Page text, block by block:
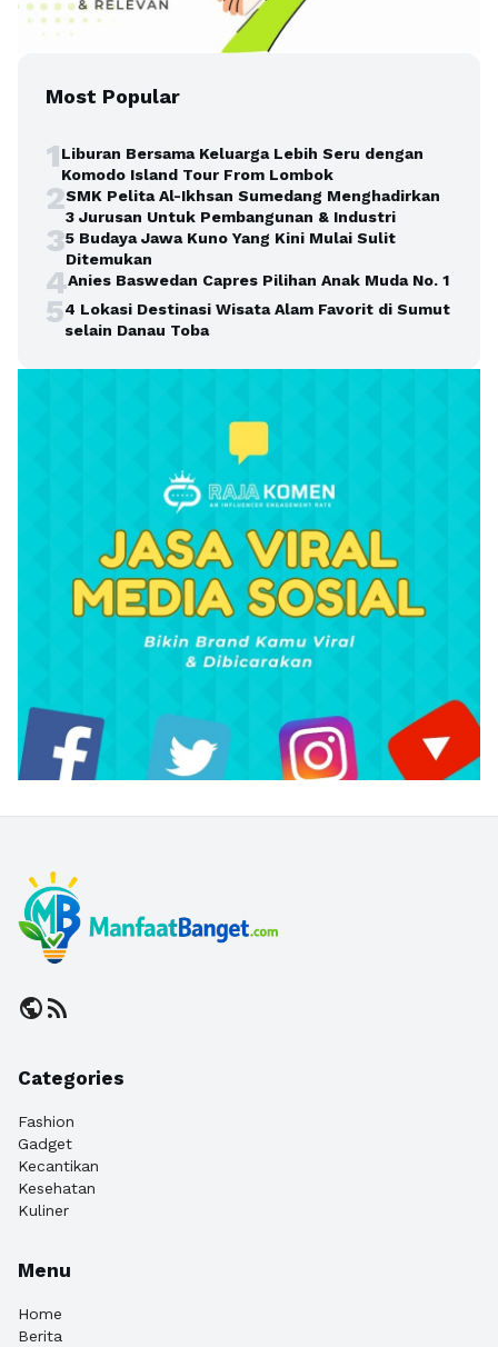
Most Popular
1Liburan Bersama Keluarga Lebih Seru dengan
Komodo Island Tour From Lombok
2SMK Pelita Al-Ikhsan Sumedang Menghadirkan
3 Jurusan Untuk Pembangunan & Industri
35 Budaya Jawa Kuno Yang Kini Mulai Sulit
Ditemukan
4Anies Baswedan Capres Pilihan Anak Muda No. 1
54 Lokasi Destinasi Wisata Alam Favorit di Sumut
selain Danau Toba
publicrss_feed
Categories
Fashion
Gadget
Kecantikan
Kesehatan
Kuliner
Menu
Home
Berita